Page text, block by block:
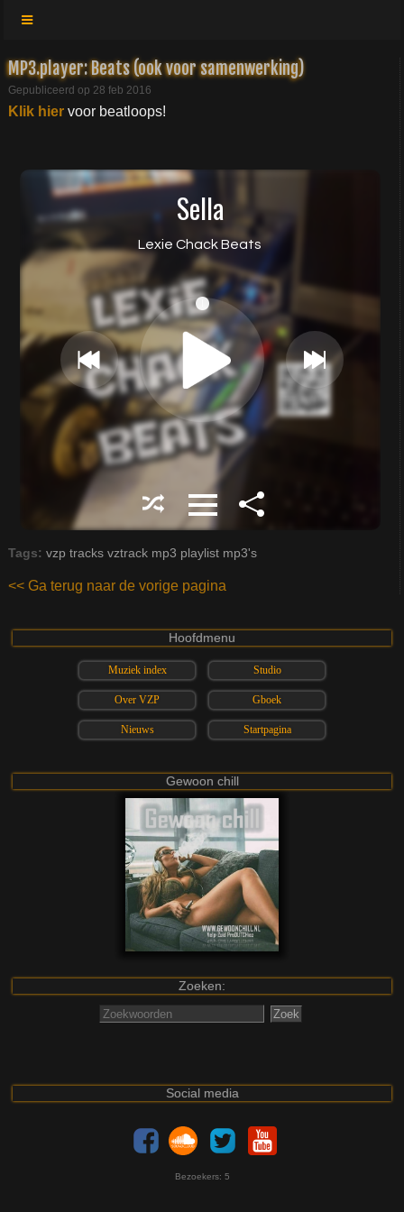
MP3.player: Beats (ook voor samenwerking)
Gepubliceerd op 28 feb 2016
Klik hiervoor beatloops!
Tags: vzp tracks vztrack mp3 playlist mp3's
<< Ga terug naar de vorige pagina
Hoofdmenu
Muziek index Studio
Over VZP Gboek
Nieuws Startpagina
Gewoon chill
Zoeken:
Social media
Bezoekers: 5